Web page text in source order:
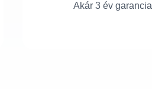
Akár 3 év garancia